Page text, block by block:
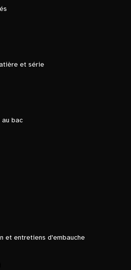
et série
au bac
et entretiens d'embauche